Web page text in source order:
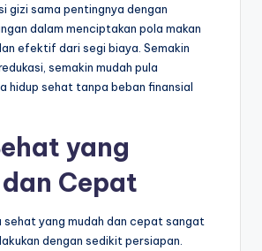
gizi sama pentingnya dengan
dalam menciptakan pola makan
efektif dari segi biaya. Semakin
semakin mudah pula
hidup sehat tanpa beban finansial
yang
Cepat
sehat yang mudah dan cepat sangat
dengan sedikit persiapan.